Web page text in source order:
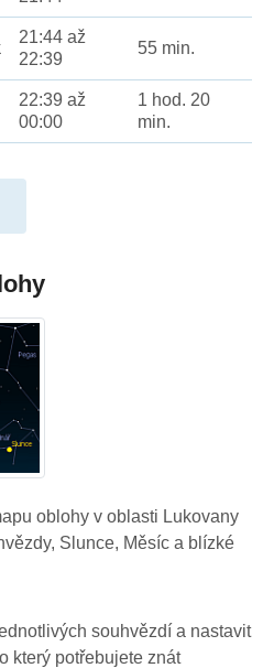
21:44 až
22:39
55 min.
22:39 až
00:00
1 hod. 20
min.
oblohy v oblasti Lukovany
Slunce, Měsíc a blízké
souhvězdí a nastavit
který potřebujete znát